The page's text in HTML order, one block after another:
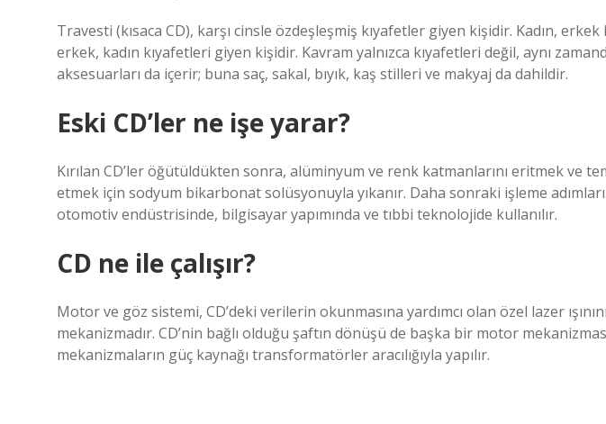
Travesti (kısaca CD), karşı cinsle özdeşleşmiş kıyafetler giyen kişidir. Kadın,
erkek, kadın kıyafetleri giyen kişidir. Kavram yalnızca kıyafetleri değil, aynı
aksesuarları da içerir; buna saç, sakal, bıyık, kaş stilleri ve makyaj da dahildir.
Eski CD’ler ne işe yarar?
Kırılan CD’ler öğütüldükten sonra, alüminyum ve renk katmanlarını eritmek ve
etmek için sodyum bikarbonat solüsyonuyla yıkanır. Daha sonraki işleme
otomotiv endüstrisinde, bilgisayar yapımında ve tıbbi teknolojide kullanılır.
CD ne ile çalışır?
Motor ve göz sistemi, CD’deki verilerin okunmasına yardımcı olan özel lazer
mekanizmadır. CD’nin bağlı olduğu şaftın dönüşü de başka bir motor mekanizması
mekanizmaların güç kaynağı transformatörler aracılığıyla yapılır.